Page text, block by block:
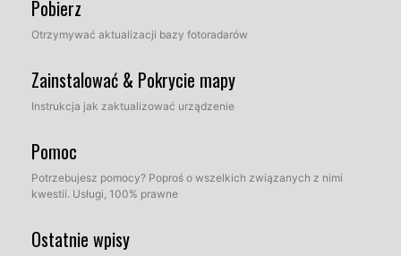
Pobierz
Otrzymywać aktualizacji bazy fotoradarów
Zainstalować & Pokrycie mapy
Instrukcja jak zaktualizować urządzenie
Pomoc
Potrzebujesz pomocy? Poproś o wszelkich związanych z nimi
kwestii. Usługi, 100% prawne
Ostatnie wpisy